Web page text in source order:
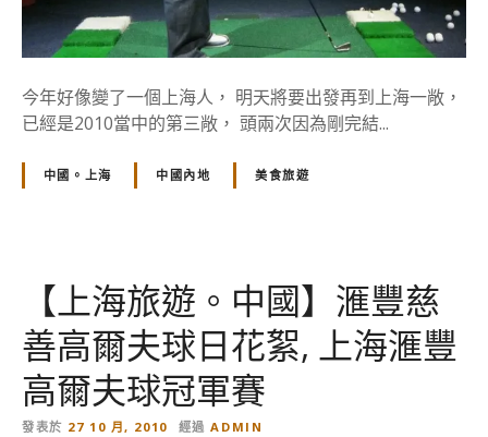
G
o
G
o
年
滙
豐
高
爾
夫
今年好像變了一個上海人， 明天將要出發再到上海一敞，
已經是2010當中的第三敞， 頭兩次因為剛完結...
中國。上海 中國內地 美食旅遊
【上海旅遊。中國】滙豐慈
善高爾夫球日花絮, 上海滙豐
高爾夫球冠軍賽
發表於 27 10 月, 2010 經過 ADMIN